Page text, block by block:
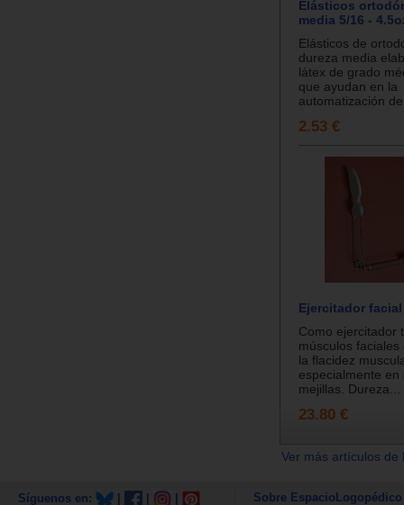
Elásticos
media 5/16 -
Elásticos de
dureza media
látex de grado
que ayudan en la
automatización
2.53 €
Ejercitador
Como ejercitador
músculos
la flacidez
especialmente
mejillas. Dureza...
23.80 €
Ver más artículos
Síguenos en: Sobre EspacioLogopédico